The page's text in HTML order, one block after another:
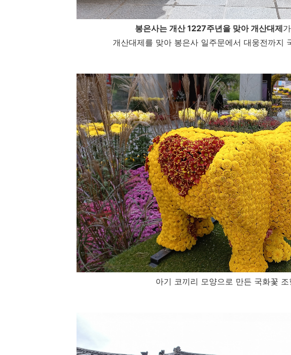
봉은사는 개산 1227주년을 맞아 개산대제
개산대제를 맞아 봉은사 일주문에서 대웅전까지
아기 코끼리 모양으로 만든 국화꽃